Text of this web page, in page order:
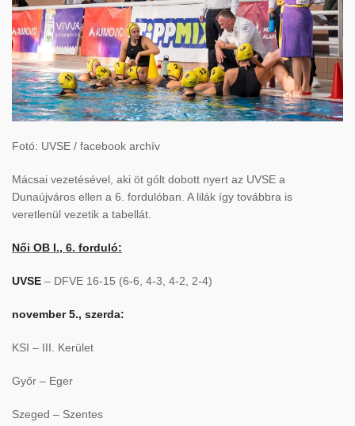
Fotó: UVSE / facebook archív
Mácsai vezetésével, aki öt gólt dobott nyert az UVSE a
Dunaújváros ellen a 6. fordulóban. A lilák így továbbra is
veretlenül vezetik a tabellát.
Női OB I., 6. forduló:
UVSE – DFVE 16-15 (6-6, 4-3, 4-2, 2-4)
november 5., szerda:
KSI – III. Kerület
Győr – Eger
Szeged – Szentes